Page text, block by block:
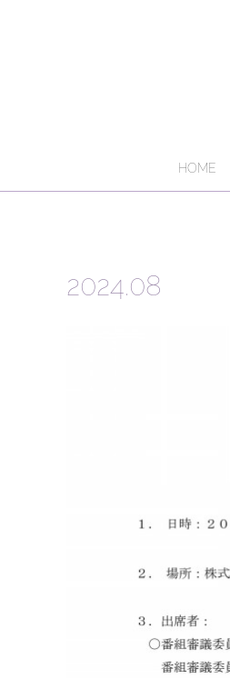
HOME
2024.08